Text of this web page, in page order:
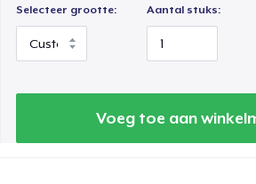
Selecteer grootte: Aantal stuks:
Voeg toe aan